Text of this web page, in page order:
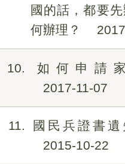
國的話，都要
何辦理？
10
如何申請
2017-11-07
11
國民兵證書
2015-10-22